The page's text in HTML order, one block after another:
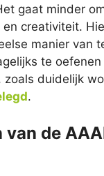
gaat minder
en creativiteit.
manier van
te oefenen
zoals duidelijk
.
van de